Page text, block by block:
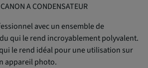
A CONDENSATEUR
avec un ensemble de
qui le rend incroyablement polyvalent.
le rend idéal pour une utilisation sur
appareil photo.